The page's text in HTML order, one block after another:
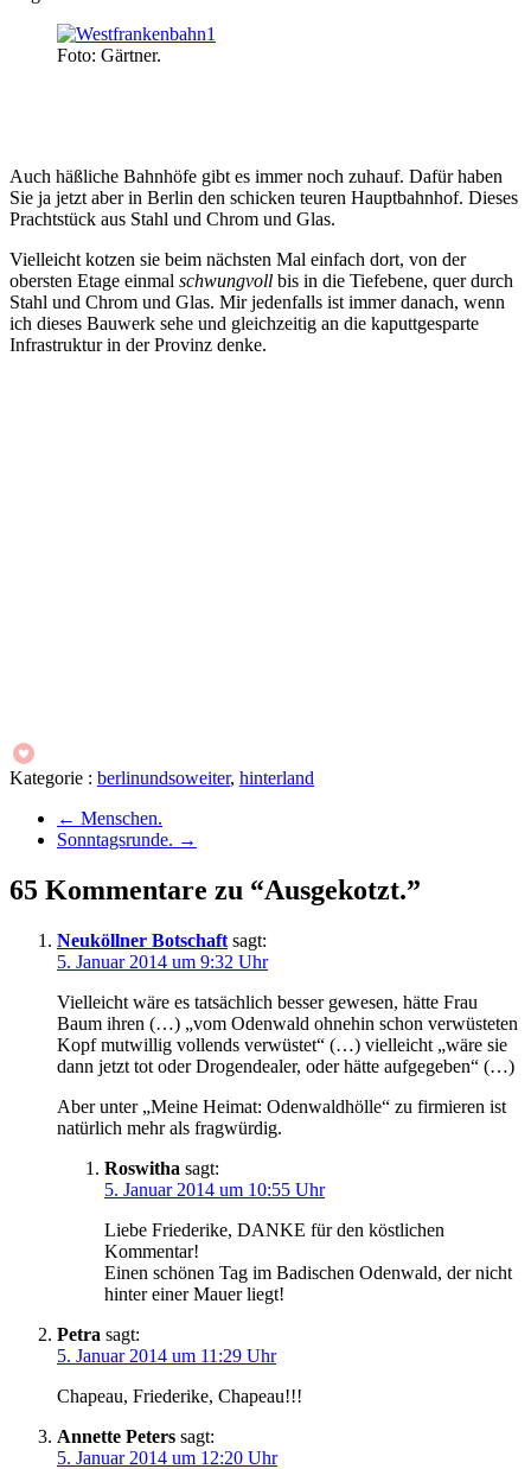
Foto: Gärtner.
Auch häßliche Bahnhöfe gibt es immer noch zuhauf. Dafür haben
Sie ja jetzt aber in Berlin den schicken teuren Hauptbahnhof. Dieses
Prachtstück aus Stahl und Chrom und Glas.
Vielleicht kotzen sie beim nächsten Mal einfach dort, von der
obersten Etage einmal schwungvoll bis in die Tiefebene, quer durch
Stahl und Chrom und Glas. Mir jedenfalls ist immer danach, wenn
ich dieses Bauwerk sehe und gleichzeitig an die kaputtgesparte
Infrastruktur in der Provinz denke.
Kategorie : berlinundsoweiter, hinterland
← Menschen.
Sonntagsrunde. →
65 Kommentare zu “Ausgekotzt.”
Neuköllner Botschaft sagt:
5. Januar 2014 um 9:32 Uhr
Vielleicht wäre es tatsächlich besser gewesen, hätte Frau
Baum ihren (…) „vom Odenwald ohnehin schon verwüsteten
Kopf mutwillig vollends verwüstet“ (…) vielleicht „wäre sie
dann jetzt tot oder Drogendealer, oder hätte aufgegeben“ (…)
Aber unter „Meine Heimat: Odenwaldhölle“ zu firmieren ist
natürlich mehr als fragwürdig.
Roswitha sagt:
5. Januar 2014 um 10:55 Uhr
Liebe Friederike, DANKE für den köstlichen
Kommentar!
Einen schönen Tag im Badischen Odenwald, der nicht
hinter einer Mauer liegt!
Petra sagt:
5. Januar 2014 um 11:29 Uhr
Chapeau, Friederike, Chapeau!!!
Annette Peters sagt:
5. Januar 2014 um 12:20 Uhr